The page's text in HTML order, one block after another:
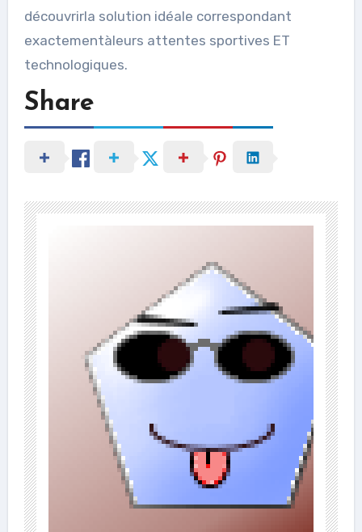
découvrirla solution idéale correspondant
exactementàleurs attentes sportives ET
technologiques.​
Share